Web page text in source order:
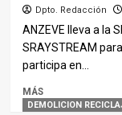
Dpto. Redacción
ANZEVE lleva a la
SRAYSTREAM
participa en...
MÁS
DEMOLICION